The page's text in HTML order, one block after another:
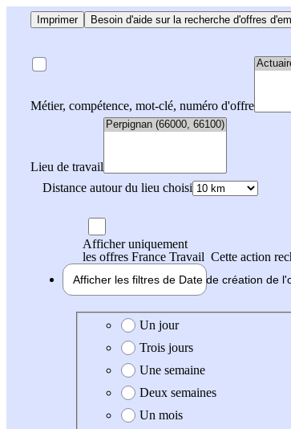
Imprimer Besoin d'aide sur la recherche d'offres
Métier, compétence, mot-clé, numéro d'offre
Lieu de travail
Distance autour du lieu choisi
Afficher uniquement
les offres France Travail Cette action
Afficher les filtres de Date de création de
Date de création de l'offre
Un jour
Trois jours
Une semaine
Deux semaines
Un mois